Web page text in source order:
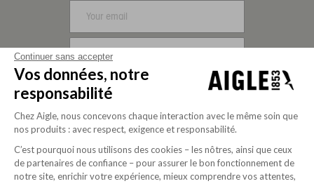
Continuer sans accepter
Vos données, notre
responsabilité
Chez Aigle, nous concevons chaque interaction avec le même soin que
nos produits : avec respect, exigence et responsabilité.
C’est pourquoi nous utilisons des cookies – les nôtres, ainsi que ceux
de partenaires de confiance – pour assurer le bon fonctionnement de
notre site, enrichir votre expérience, mieux comprendre vos attentes,